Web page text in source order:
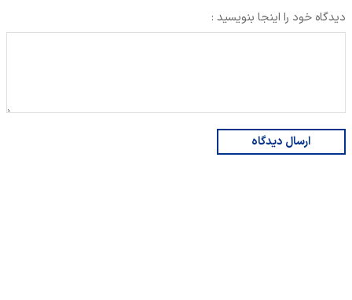
دیدگاه خود را اینجا بنویسید :
ارسال دیدگاه